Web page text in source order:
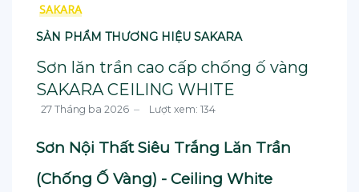
SAKARA
SẢN PHẨM THƯƠNG HIỆU SAKARA
Sơn lăn trần cao cấp chống ố vàng
SAKARA CEILING WHITE
27 Tháng ba 2026 Lượt xem: 134
Sơn Nội Thất Siêu Trắng Lăn Trần
(Chống Ố Vàng) - Ceiling White